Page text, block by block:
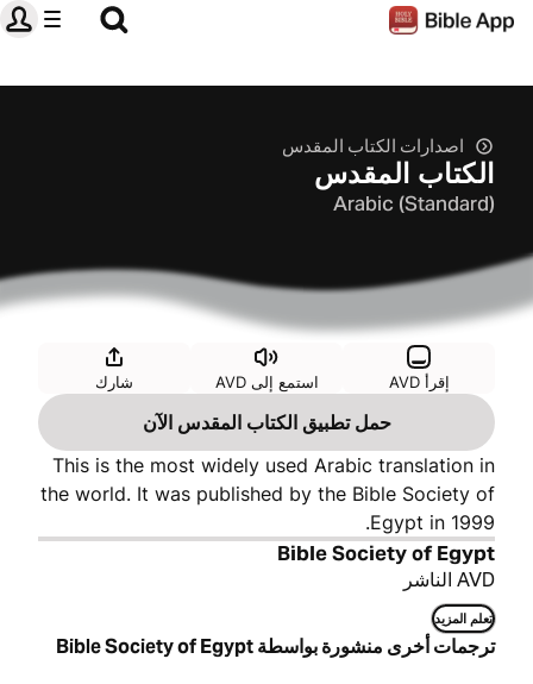
اصدارات الكتاب المقدس
الكتاب المقدس
Arabic (Standard)
إقرأ AVD استمع إلى AVD شارك
حمل تطبيق الكتاب المقدس الآن
This is the most widely used Arabic translation in
the world. It was published by the Bible Society of
Egypt in 1999.
Bible Society of Egypt
AVD الناشر
تعلم المزيد
ترجمات أخرى منشورة بواسطة Bible Society of Egypt